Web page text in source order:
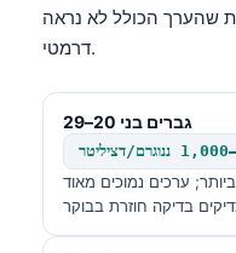
שהערך הכולל לא נראה
דרמטי.
גברים בני 20–29
ערכים נמוכים מאוד